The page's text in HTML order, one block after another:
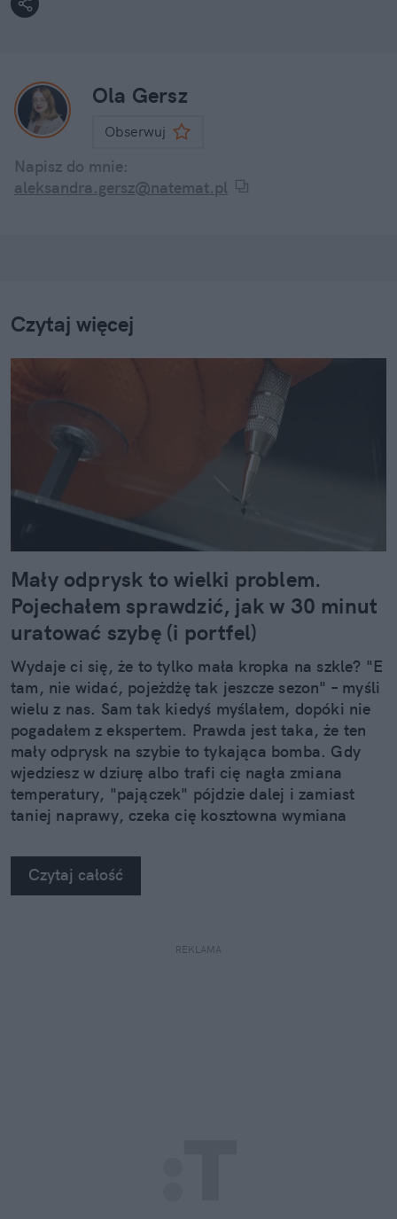
Ola Gersz
Obserwuj
Napisz do mnie:
aleksandra.gersz@natemat.pl
Czytaj więcej
Mały odprysk to wielki problem.
Pojechałem sprawdzić, jak w 30 minut
uratować szybę (i portfel)
Wydaje ci się, że to tylko mała kropka na szkle? "E
tam, nie widać, pojeżdżę tak jeszcze sezon" – myśli
wielu z nas. Sam tak kiedyś myślałem, dopóki nie
pogadałem z ekspertem. Prawda jest taka, że ten
mały odprysk na szybie to tykająca bomba. Gdy
wjedziesz w dziurę albo trafi cię nagła zmiana
temperatury, "pajączek" pójdzie dalej i zamiast
taniej naprawy, czeka cię kosztowna wymiana
na własne oczy zobaczyć, jak profesjonaliści radzą
sobie z takimi uszkodzeniami.
Czytaj całość
REKLAMA